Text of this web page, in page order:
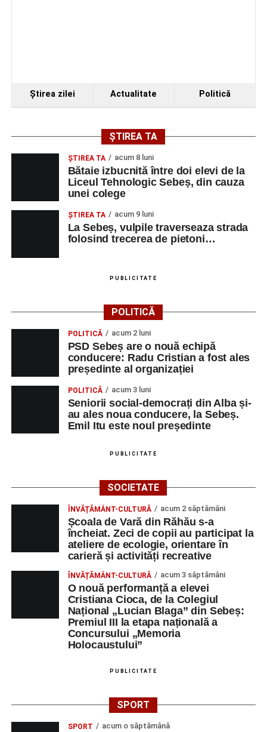
Ştirea zilei Actualitate Politică
ȘTIREA TA
ŞTIREA TA acum 8 luni
Bătaie izbucnită între doi elevi de la
Liceul Tehnologic Sebeș, din cauza
unei colege
ŞTIREA TA acum 9 luni
La Sebeș, vulpile traverseaza strada
folosind trecerea de pietoni…
PUBLICITATE
POLITICĂ
POLITICĂ acum 2 luni
PSD Sebeș are o nouă echipă
conducere: Radu Cristian a fost ales
președinte al organizației
POLITICĂ acum 3 luni
Seniorii social-democrați din Alba și-
au ales noua conducere, la Sebeș.
Emil Itu este noul președinte
PUBLICITATE
SOCIETATE
ÎNVĂȚĂMÂNT-CULTURĂ acum 2 săptămâni
Școala de Vară din Răhău s-a
încheiat. Zeci de copii au participat la
ateliere de ecologie, orientare în
carieră și activități recreative
ÎNVĂȚĂMÂNT-CULTURĂ acum 3 săptămâni
O nouă performanță a elevei
Cristiana Cioca, de la Colegiul
Național „Lucian Blaga” din Sebeș:
Premiul III la etapa națională a
Concursului „Memoria
Holocaustului”
PUBLICITATE
SPORT
SPORT acum o săptămână